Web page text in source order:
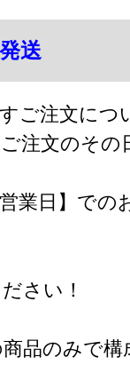
送
ご注文につ
注文のそ
業日】での
さい！
品のみで構